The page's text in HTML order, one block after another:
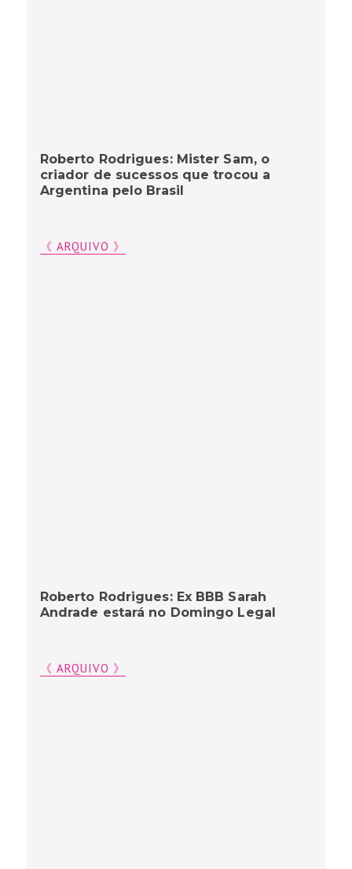
Roberto Rodrigues: Mister Sam, o
criador de sucessos que trocou a
Argentina pelo Brasil
《 ARQUIVO 》
Roberto Rodrigues: Ex BBB Sarah
Andrade estará no Domingo Legal
《 ARQUIVO 》